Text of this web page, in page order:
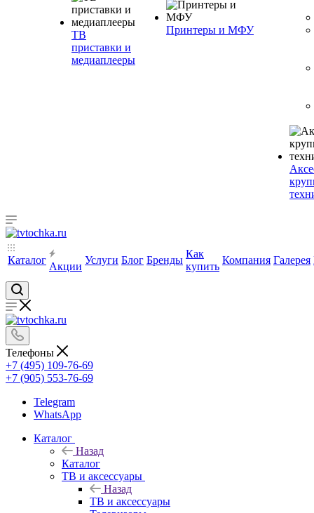
ТВ
приставки и
медиаплееры
Принтеры и МФУ
Каталог
Акции
Услуги Блог Бренды
Как
купить
Компания Галерея
Телефоны
+7 (495) 109-76-69
+7 (905) 553-76-69
Telegram
WhatsApp
Каталог
Назад
Каталог
ТВ и аксессуары
Назад
ТВ и аксессуары